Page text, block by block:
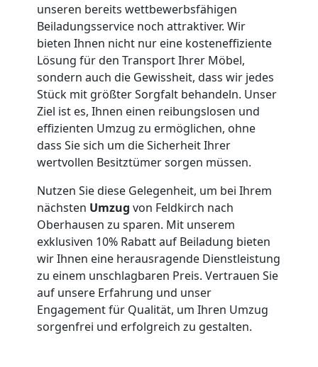
unseren bereits wettbewerbsfähigen
Beiladungsservice noch attraktiver. Wir
bieten Ihnen nicht nur eine kosteneffiziente
Lösung für den Transport Ihrer Möbel,
sondern auch die Gewissheit, dass wir jedes
Stück mit größter Sorgfalt behandeln. Unser
Ziel ist es, Ihnen einen reibungslosen und
effizienten Umzug zu ermöglichen, ohne
dass Sie sich um die Sicherheit Ihrer
wertvollen Besitztümer sorgen müssen.
Nutzen Sie diese Gelegenheit, um bei Ihrem
nächsten Umzug von Feldkirch nach
Oberhausen zu sparen. Mit unserem
exklusiven 10% Rabatt auf Beiladung bieten
wir Ihnen eine herausragende Dienstleistung
zu einem unschlagbaren Preis. Vertrauen Sie
auf unsere Erfahrung und unser
Engagement für Qualität, um Ihren Umzug
sorgenfrei und erfolgreich zu gestalten.
Feldkirch
Qualitäts-
Umzüge
Feldkirch
Vereinsumzug
Feldkirch
Anfrage